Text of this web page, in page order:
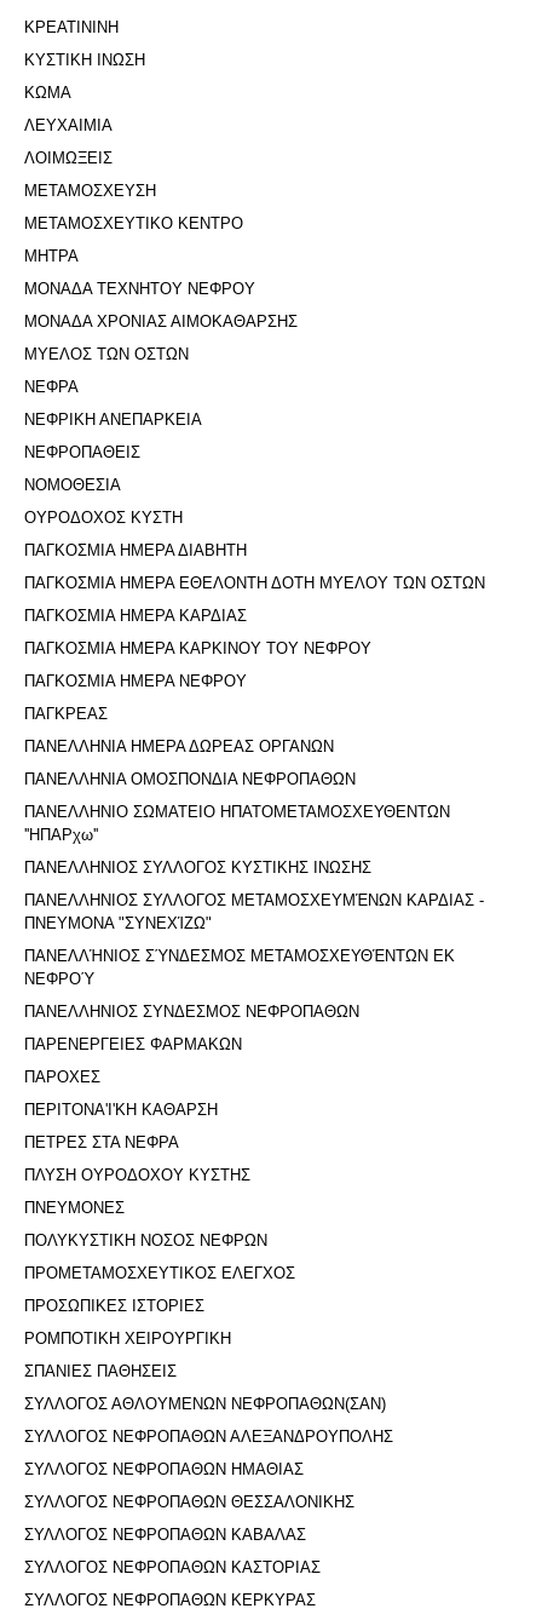
ΚΡΕΑΤΙΝΙΝΗ
ΚΥΣΤΙΚΗ ΙΝΩΣΗ
ΚΩΜΑ
ΛΕΥΧΑΙΜΙΑ
ΛΟΙΜΩΞΕΙΣ
ΜΕΤΑΜΟΣΧΕΥΣΗ
ΜΕΤΑΜΟΣΧΕΥΤΙΚΟ ΚΕΝΤΡΟ
ΜΗΤΡΑ
ΜΟΝΑΔΑ ΤΕΧΝΗΤΟΥ ΝΕΦΡΟΥ
ΜΟΝΑΔΑ ΧΡΟΝΙΑΣ ΑΙΜΟΚΑΘΑΡΣΗΣ
ΜΥΕΛΟΣ ΤΩΝ ΟΣΤΩΝ
ΝΕΦΡΑ
ΝΕΦΡΙΚΗ ΑΝΕΠΑΡΚΕΙΑ
ΝΕΦΡΟΠΑΘΕΙΣ
ΝΟΜΟΘΕΣΙΑ
ΟΥΡΟΔΟΧΟΣ ΚΥΣΤΗ
ΠΑΓΚΟΣΜΙΑ ΗΜΕΡΑ ΔΙΑΒΗΤΗ
ΠΑΓΚΟΣΜΙΑ ΗΜΕΡΑ ΕΘΕΛΟΝΤΗ ΔΟΤΗ ΜΥΕΛΟΥ ΤΩΝ ΟΣΤΩΝ
ΠΑΓΚΟΣΜΙΑ ΗΜΕΡΑ ΚΑΡΔΙΑΣ
ΠΑΓΚΟΣΜΙΑ ΗΜΕΡΑ ΚΑΡΚΙΝΟΥ ΤΟΥ ΝΕΦΡΟΥ
ΠΑΓΚΟΣΜΙΑ ΗΜΕΡΑ ΝΕΦΡΟΥ
ΠΑΓΚΡΕΑΣ
ΠΑΝΕΛΛΗΝΙΑ ΗΜΕΡΑ ΔΩΡΕΑΣ ΟΡΓΑΝΩΝ
ΠΑΝΕΛΛΗΝΙΑ ΟΜΟΣΠΟΝΔΙΑ ΝΕΦΡΟΠΑΘΩΝ
ΠΑΝΕΛΛΗΝΙΟ ΣΩΜΑΤΕΙΟ ΗΠΑΤΟΜΕΤΑΜΟΣΧΕΥΘΕΝΤΩΝ
''ΗΠΑΡχω''
ΠΑΝΕΛΛΗΝΙΟΣ ΣΥΛΛΟΓΟΣ ΚΥΣΤΙΚΗΣ ΙΝΩΣΗΣ
ΠΑΝΕΛΛΗΝΙΟΣ ΣΥΛΛΟΓΟΣ ΜΕΤΑΜΟΣΧΕΥΜΈΝΩΝ ΚΑΡΔΙΑΣ -
ΠΝΕΥΜΟΝΑ "ΣΥΝΕΧΊΖΩ"
ΠΑΝΕΛΛΉΝΙΟΣ ΣΎΝΔΕΣΜΟΣ ΜΕΤΑΜΟΣΧΕΥΘΈΝΤΩΝ ΕΚ
ΝΕΦΡΟΎ
ΠΑΝΕΛΛΗΝΙΟΣ ΣΥΝΔΕΣΜΟΣ ΝΕΦΡΟΠΑΘΩΝ
ΠΑΡΕΝΕΡΓΕΙΕΣ ΦΑΡΜΑΚΩΝ
ΠΑΡΟΧΕΣ
ΠΕΡΙΤΟΝΑ'I'ΚΗ ΚΑΘΑΡΣΗ
ΠΕΤΡΕΣ ΣΤΑ ΝΕΦΡΑ
ΠΛΥΣΗ ΟΥΡΟΔΟΧΟΥ ΚΥΣΤΗΣ
ΠΝΕΥΜΟΝΕΣ
ΠΟΛΥΚΥΣΤΙΚΗ ΝΟΣΟΣ ΝΕΦΡΩΝ
ΠΡΟΜΕΤΑΜΟΣΧΕΥΤΙΚΟΣ ΕΛΕΓΧΟΣ
ΠΡΟΣΩΠΙΚΕΣ ΙΣΤΟΡΙΕΣ
ΡΟΜΠΟΤΙΚΗ ΧΕΙΡΟΥΡΓΙΚΗ
ΣΠΑΝΙΕΣ ΠΑΘΗΣΕΙΣ
ΣΥΛΛΟΓΟΣ ΑΘΛΟΥΜΕΝΩΝ ΝΕΦΡΟΠΑΘΩΝ(ΣΑΝ)
ΣΥΛΛΟΓΟΣ ΝΕΦΡΟΠΑΘΩΝ ΑΛΕΞΑΝΔΡΟΥΠΟΛΗΣ
ΣΥΛΛΟΓΟΣ ΝΕΦΡΟΠΑΘΩΝ ΗΜΑΘΙΑΣ
ΣΥΛΛΟΓΟΣ ΝΕΦΡΟΠΑΘΩΝ ΘΕΣΣΑΛΟΝΙΚΗΣ
ΣΥΛΛΟΓΟΣ ΝΕΦΡΟΠΑΘΩΝ ΚΑΒΑΛΑΣ
ΣΥΛΛΟΓΟΣ ΝΕΦΡΟΠΑΘΩΝ ΚΑΣΤΟΡΙΑΣ
ΣΥΛΛΟΓΟΣ ΝΕΦΡΟΠΑΘΩΝ ΚΕΡΚΥΡΑΣ